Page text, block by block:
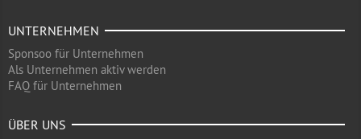
UNTERNEHMEN
Sponsoo für Unternehmen
Als Unternehmen aktiv werden
FAQ für Unternehmen
ÜBER UNS